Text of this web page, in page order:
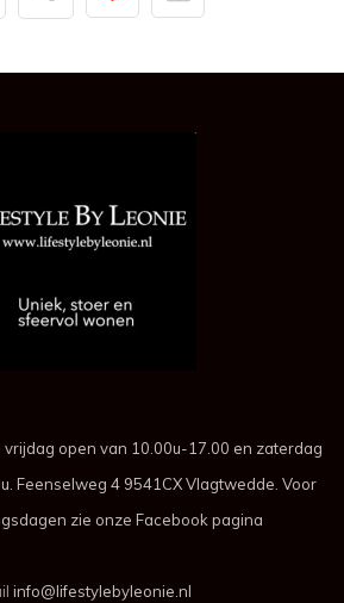
vrijdag open van 10.00u-17.00 en zaterdag
Feenselweg 4 9541CX Vlagtwedde. Voor
zie onze Facebook pagina
info@lifestylebyleonie.nl